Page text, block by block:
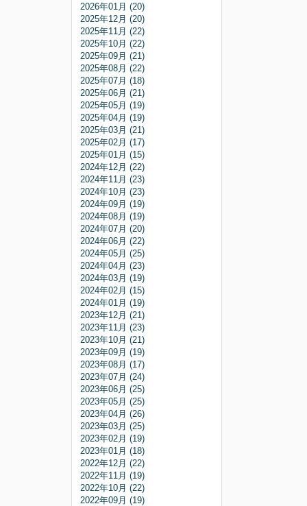
2026年01月 (20)
2025年12月 (20)
2025年11月 (22)
2025年10月 (22)
2025年09月 (21)
2025年08月 (22)
2025年07月 (18)
2025年06月 (21)
2025年05月 (19)
2025年04月 (19)
2025年03月 (21)
2025年02月 (17)
2025年01月 (15)
2024年12月 (22)
2024年11月 (23)
2024年10月 (23)
2024年09月 (19)
2024年08月 (19)
2024年07月 (20)
2024年06月 (22)
2024年05月 (25)
2024年04月 (23)
2024年03月 (19)
2024年02月 (15)
2024年01月 (19)
2023年12月 (21)
2023年11月 (23)
2023年10月 (21)
2023年09月 (19)
2023年08月 (17)
2023年07月 (24)
2023年06月 (25)
2023年05月 (25)
2023年04月 (26)
2023年03月 (25)
2023年02月 (19)
2023年01月 (18)
2022年12月 (22)
2022年11月 (19)
2022年10月 (22)
2022年09月 (19)